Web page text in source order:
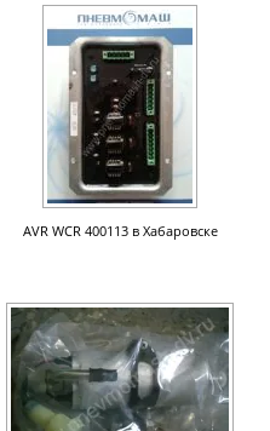
AVR WCR 400113 в Хабаровске